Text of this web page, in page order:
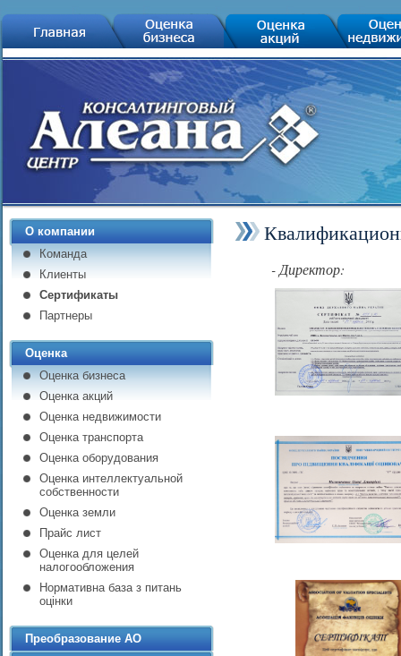
О компании
Команда
Клиенты
Сертификаты
Партнеры
Оценка
Оценка бизнеса
Оценка акций
Оценка недвижимости
Оценка транспорта
Оценка оборудования
Оценка интеллектуальной
собственности
Оценка земли
Прайс лист
Оценка для целей
налогообложения
Нормативна база з питань
оцінки
Преобразование АО
- Директор: